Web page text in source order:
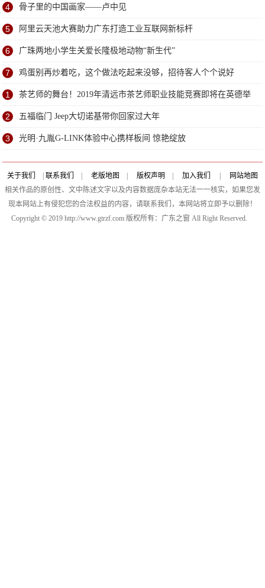
4 骨子里的中国画家——卢中见
5 阿里云天池大赛助力广东打造工业互联网新标杆
6 广珠两地小学生关爱长隆极地动物“新生代”
7 鸡蛋别再炒着吃，这个做法吃起来没够，招待客人个个说好
1 茶艺师的舞台！2019年清远市茶艺师职业技能竞赛即将在英德举
行
2 五福临门 Jeep大切诺基带你回家过大年
3 光明·九胤G-LINK体验中心携样板间 惊艳绽放
关于我们 联系我们 老版地图 版权声明 加入我们
网站地图
相关作品的原创性、文中陈述文字以及内容数据庞杂本站无法一一核实，如果您发
现本网站上有侵犯您的合法权益的内容，请联系我们，本网站将立即予以删除！
Copyright © 2019 http://www.gtrzf.com 版权所有：广东之窗 All Right Reserved.